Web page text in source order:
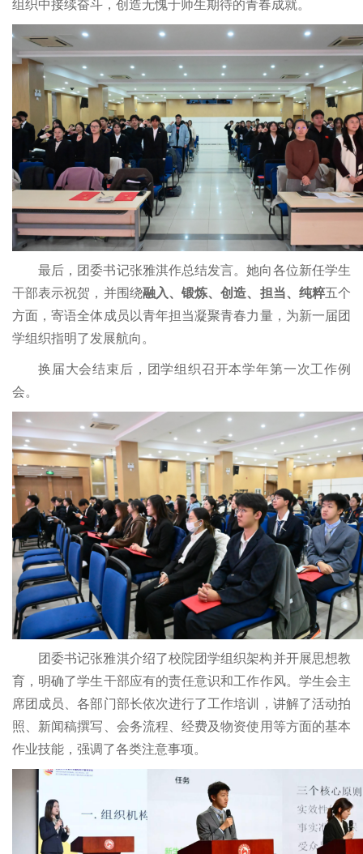
组织中接续奋斗，创造无愧于师生期待的青春成就。
最后，团委书记张雅淇作总结发言。她向各位新任学生
干部表示祝贺，并围绕融入、锻炼、创造、担当、纯粹五个
方面，寄语全体成员以青年担当凝聚青春力量，为新一届团
学组织指明了发展航向。
换届大会结束后，团学组织召开本学年第一次工作例
会。
团委书记张雅淇介绍了校院团学组织架构并开展思想教
育，明确了学生干部应有的责任意识和工作作风。学生会主
席团成员、各部门部长依次进行了工作培训，讲解了活动拍
照、新闻稿撰写、会务流程、经费及物资使用等方面的基本
作业技能，强调了各类注意事项。